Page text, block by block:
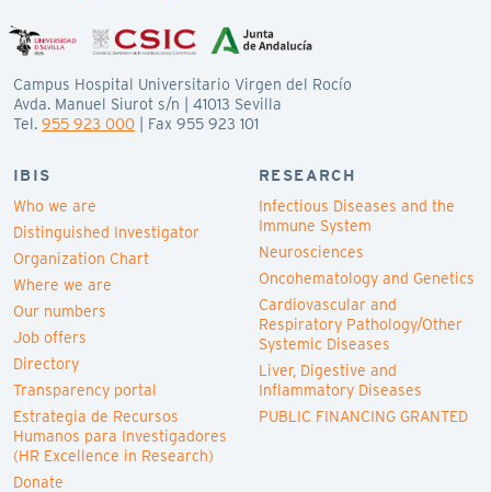
Campus Hospital Universitario Virgen del Rocío
Avda. Manuel Siurot s/n | 41013 Sevilla
Tel. 955 923 000 | Fax 955 923 101
IBIS
Who we are
Distinguished Investigator
Organization Chart
Where we are
Our numbers
Job offers
Directory
Transparency portal
Estrategia de Recursos
Humanos para Investigadores
(HR Excellence in Research)
Donate
RESEARCH
Infectious Diseases and the
Immune System
Neurosciences
Oncohematology and Genetics
Cardiovascular and
Respiratory Pathology/Other
Systemic Diseases
Liver, Digestive and
Inflammatory Diseases
PUBLIC FINANCING GRANTED